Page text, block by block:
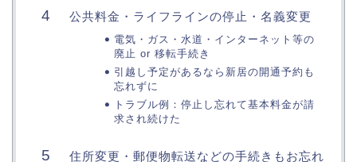
公共料金・ライフラインの停止・名義変更
電気・ガス・水道・インターネット等の
廃止 or 移転手続き
引越し予定があるなら新居の開通予約も
忘れずに
トラブル例：停止し忘れて基本料金が請
求され続けた
住所変更・郵便物転送などの手続きもお忘れ